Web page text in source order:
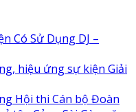
Có Sử Dụng DJ –
hiệu ứng sự kiện Giải
Hội thi Cán bộ Đoàn